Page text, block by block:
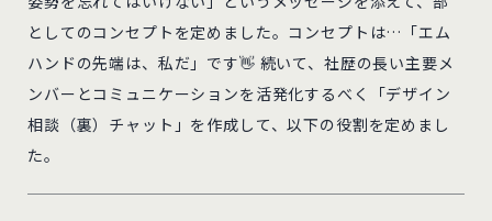
としてのコンセプトを定めました。コンセプトは…「エム
ハンドの先端は、私だ」です👋 続いて、社歴の長い主要メ
ンバーとコミュニケーションを活発化するべく「デザイン
相談（裏）チャット」を作成して、以下の役割を定めまし
た。